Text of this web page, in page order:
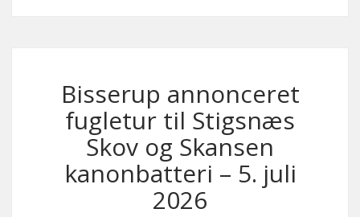
Bisserup annonceret
fugletur til Stigsnæs
Skov og Skansen
kanonbatteri – 5. juli
2026